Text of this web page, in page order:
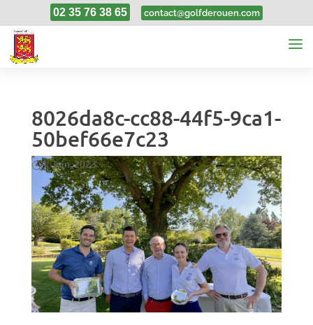
02 35 76 38 65 contact@golfderouen.com
8026da8c-cc88-44f5-9ca1-
50bef66e7c23
4, Juin, 2023